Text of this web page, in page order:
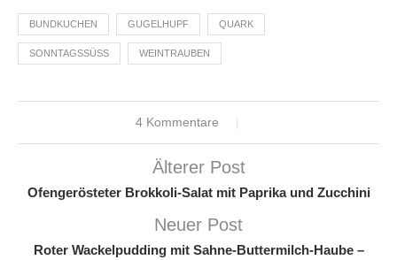
BUNDKUCHEN GUGELHUPF QUARK
SONNTAGSSÜSS WEINTRAUBEN
4 Kommentare
Älterer Post
Ofengerösteter Brokkoli-Salat mit Paprika und Zucchini
Neuer Post
Roter Wackelpudding mit Sahne-Buttermilch-Haube –